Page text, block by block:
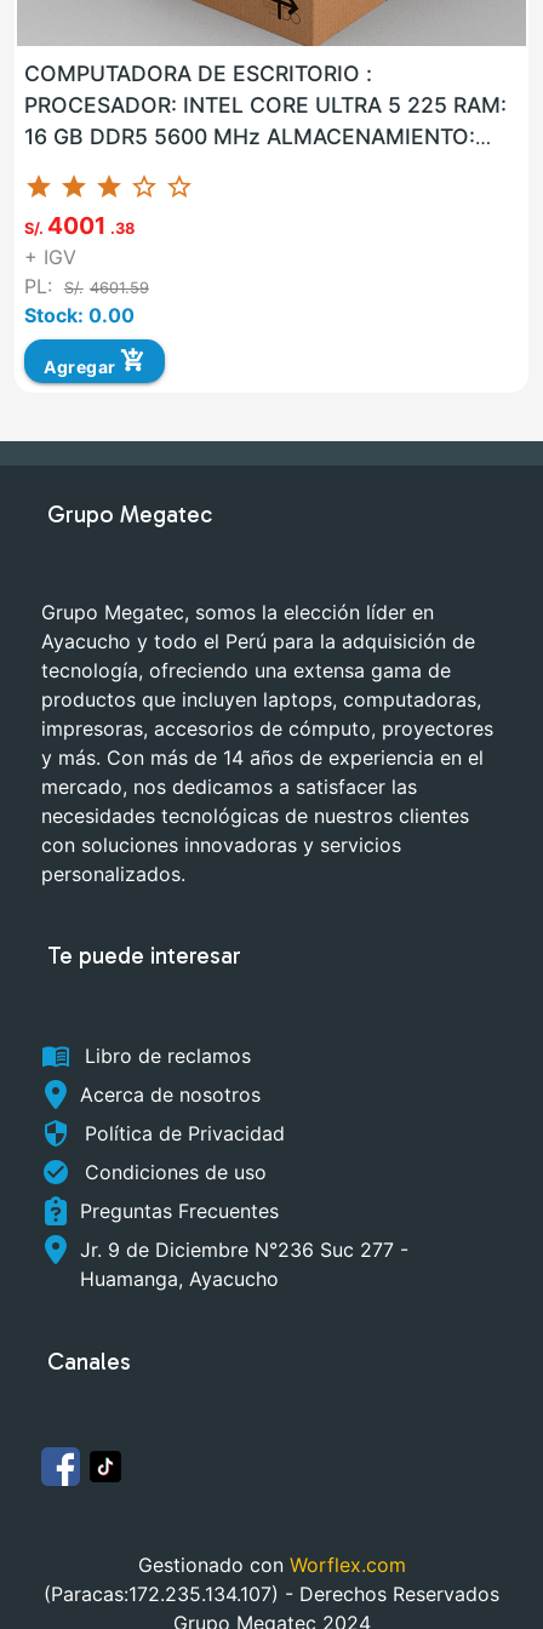
COMPUTADORA DE ESCRITORIO :
PROCESADOR: INTEL CORE ULTRA 5 225 RAM:
16 GB DDR5 5600 MHz ALMACENAMIENTO:
960 GB SSD LAN: SI WLAN: SI USB: SI VGA: NO
HD...
star star star star_border star_border
S/. 4001 .38
+ IGV
PL:
S/. 4601.59
Stock: 0.00
Agregar add_shopping_cart
Grupo Megatec
Grupo Megatec, somos la elección líder en
Ayacucho y todo el Perú para la adquisición de
tecnología, ofreciendo una extensa gama de
productos que incluyen laptops, computadoras,
impresoras, accesorios de cómputo, proyectores
y más. Con más de 14 años de experiencia en el
mercado, nos dedicamos a satisfacer las
necesidades tecnológicas de nuestros clientes
con soluciones innovadoras y servicios
personalizados.
Te puede interesar
menu_book
Libro de reclamos
Acerca de nosotros
security Política de Privacidad
check_circle
Condiciones de uso
Preguntas Frecuentes
Jr. 9 de Diciembre N°236 Suc 277 -
Huamanga, Ayacucho
Canales
Gestionado con Worflex.com
(Paracas:172.235.134.107) - Derechos Reservados
Grupo Megatec 2024